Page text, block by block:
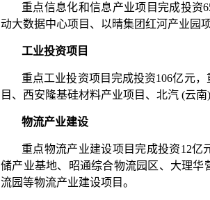
重点信息化和信息产业项目完成投资
动大数据中心项目、以晴集团红河产业园项
工业投资项目
重点工业投资项目完成投资106亿元
目、西安隆基硅材料产业项目、北汽 (云
物流产业建设
重点物流产业建设项目完成投资12
储产业基地、昭通综合物流园区、大理
流园等物流产业建设项目。